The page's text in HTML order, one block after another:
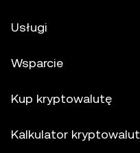
Usługi
Wsparcie
Kup kryptowalutę
Kalkulator kryptowalut